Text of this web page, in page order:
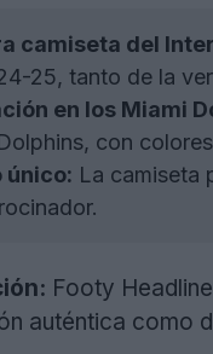
camiseta del
25, tanto de la
en los Miami
con
único: La camiseta
Footy
auténtica como